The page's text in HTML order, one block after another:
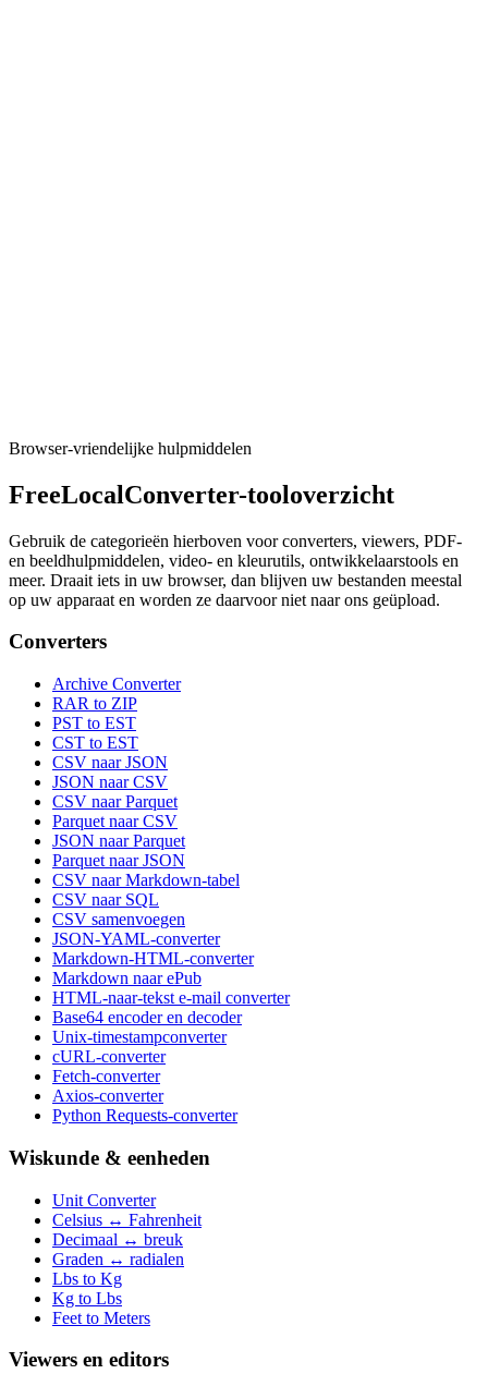
Browser-vriendelijke hulpmiddelen
FreeLocalConverter-tooloverzicht
Gebruik de categorieën hierboven voor converters, viewers, PDF-
en beeldhulpmiddelen, video- en kleurutils, ontwikkelaarstools en
meer. Draait iets in uw browser, dan blijven uw bestanden meestal
op uw apparaat en worden ze daarvoor niet naar ons geüpload.
Converters
Archive Converter
RAR to ZIP
PST to EST
CST to EST
CSV naar JSON
JSON naar CSV
CSV naar Parquet
Parquet naar CSV
JSON naar Parquet
Parquet naar JSON
CSV naar Markdown-tabel
CSV naar SQL
CSV samenvoegen
JSON-YAML-converter
Markdown-HTML-converter
Markdown naar ePub
HTML-naar-tekst e-mail converter
Base64 encoder en decoder
Unix-timestampconverter
cURL-converter
Fetch-converter
Axios-converter
Python Requests-converter
Wiskunde & eenheden
Unit Converter
Celsius ↔ Fahrenheit
Decimaal ↔ breuk
Graden ↔ radialen
Lbs to Kg
Kg to Lbs
Feet to Meters
Viewers en editors